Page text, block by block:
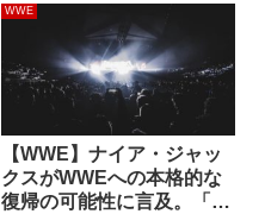
ンロースターに昇格すると、当時
RAWのエグゼクティブ・ディレ
クターを務めていたポール・ヘイ
マンに評価されてプッシ...
WWE
【WWE】ナイア・ジャッ
クスがWWEへの本格的な
復帰の可能性に言及。「直